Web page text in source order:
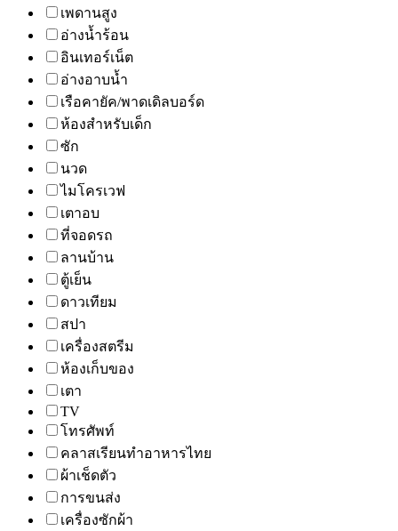
เพดานสูง
อ่างน้ำร้อน
อินเทอร์เน็ต
อ่างอาบน้ำ
เรือคายัค/พาดเดิลบอร์ด
ห้องสำหรับเด็ก
ซัก
นวด
ไมโครเวฟ
เตาอบ
ที่จอดรถ
ลานบ้าน
ตู้เย็น
ดาวเทียม
สปา
เครื่องสตรีม
ห้องเก็บของ
เตา
TV
โทรศัพท์
คลาสเรียนทำอาหารไทย
ผ้าเช็ดตัว
การขนส่ง
เครื่องซักผ้า